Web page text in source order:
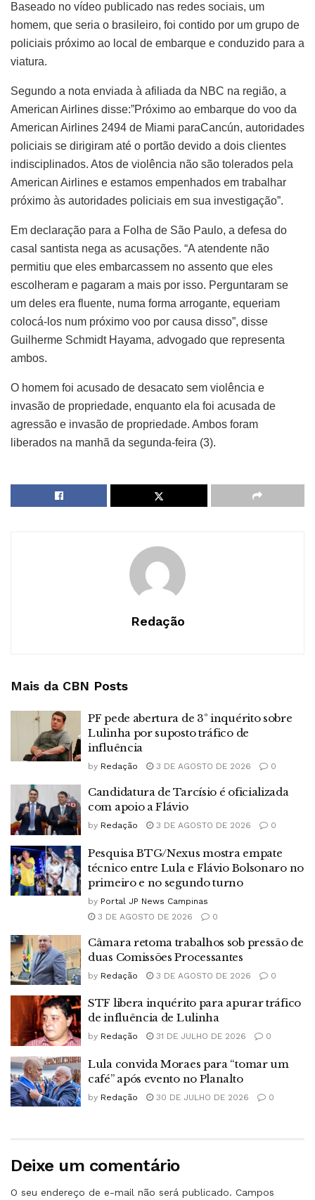
Baseado no vídeo publicado nas redes sociais, um
homem, que seria o brasileiro, foi contido por um grupo de
policiais próximo ao local de embarque e conduzido para a
viatura.
Segundo a nota enviada à afiliada da NBC na região, a
American Airlines disse:”Próximo ao embarque do voo da
American Airlines 2494 de Miami paraCancún, autoridades
policiais se dirigiram até o portão devido a dois clientes
indisciplinados. Atos de violência não são tolerados pela
American Airlines e estamos empenhados em trabalhar
próximo às autoridades policiais em sua investigação”.
Em declaração para a Folha de São Paulo, a defesa do
casal santista nega as acusações. “A atendente não
permitiu que eles embarcassem no assento que eles
escolheram e pagaram a mais por isso. Perguntaram se
um deles era fluente, numa forma arrogante, equeriam
colocá-los num próximo voo por causa disso”, disse
Guilherme Schmidt Hayama, advogado que representa
ambos.
O homem foi acusado de desacato sem violência e
invasão de propriedade, enquanto ela foi acusada de
agressão e invasão de propriedade. Ambos foram
liberados na manhã da segunda-feira (3).
Redação
Mais da CBN Posts
PF pede abertura de 3º inquérito sobre
Lulinha por suposto tráfico de
influência
by Redação 3 DE AGOSTO DE 2026 0
Candidatura de Tarcísio é oficializada
com apoio a Flávio
by Redação 3 DE AGOSTO DE 2026 0
Pesquisa BTG/Nexus mostra empate
técnico entre Lula e Flávio Bolsonaro no
primeiro e no segundo turno
by Portal JP News Campinas
3 DE AGOSTO DE 2026
0
Câmara retoma trabalhos sob pressão de
duas Comissões Processantes
by Redação 3 DE AGOSTO DE 2026 0
STF libera inquérito para apurar tráfico
de influência de Lulinha
by Redação 31 DE JULHO DE 2026 0
Lula convida Moraes para “tomar um
café” após evento no Planalto
by Redação 30 DE JULHO DE 2026 0
Deixe um comentário
O seu endereço de e-mail não será publicado. Campos